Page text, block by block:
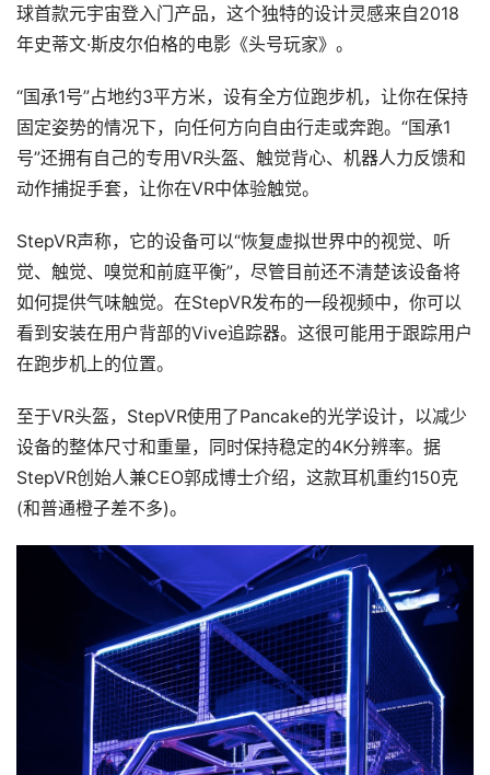
球首款元宇宙登入门产品，这个独特的设计灵感来自2018
年史蒂文·斯皮尔伯格的电影《头号玩家》。
“国承1号”占地约3平方米，设有全方位跑步机，让你在保持
固定姿势的情况下，向任何方向自由行走或奔跑。“国承1
号”还拥有自己的专用VR头盔、触觉背心、机器人力反馈和
动作捕捉手套，让你在VR中体验触觉。
StepVR声称，它的设备可以“恢复虚拟世界中的视觉、听
觉、触觉、嗅觉和前庭平衡”，尽管目前还不清楚该设备将
如何提供气味触觉。在StepVR发布的一段视频中，你可以
看到安装在用户背部的Vive追踪器。这很可能用于跟踪用户
在跑步机上的位置。
至于VR头盔，StepVR使用了Pancake的光学设计，以减少
设备的整体尺寸和重量，同时保持稳定的4K分辨率。据
StepVR创始人兼CEO郭成博士介绍，这款耳机重约150克
(和普通橙子差不多)。